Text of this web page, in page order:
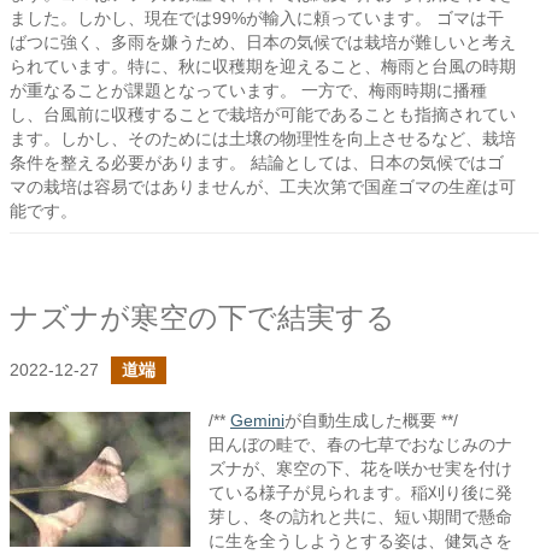
ました。しかし、現在では99%が輸入に頼っています。 ゴマは干
ばつに強く、多雨を嫌うため、日本の気候では栽培が難しいと考え
られています。特に、秋に収穫期を迎えること、梅雨と台風の時期
が重なることが課題となっています。 一方で、梅雨時期に播種
し、台風前に収穫することで栽培が可能であることも指摘されてい
ます。しかし、そのためには土壌の物理性を向上させるなど、栽培
条件を整える必要があります。 結論としては、日本の気候ではゴ
マの栽培は容易ではありませんが、工夫次第で国産ゴマの生産は可
能です。
ナズナが寒空の下で結実する
2022-12-27 道端
/** Geminiが自動生成した概要 **/
田んぼの畦で、春の七草でおなじみのナ
ズナが、寒空の下、花を咲かせ実を付け
ている様子が見られます。稲刈り後に発
芽し、冬の訪れと共に、短い期間で懸命
に生を全うしようとする姿は、健気さを